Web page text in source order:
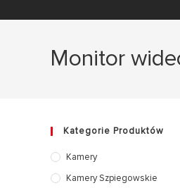
Monitor
Kategorie Produktów
Kamery
Kamery Szpiegowskie